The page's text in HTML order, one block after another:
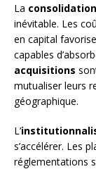
La
inévitable. Les
en capital
capables
acquisitions
mutualiser leurs
géographique.
L’
s’accélérer. Les
réglementations